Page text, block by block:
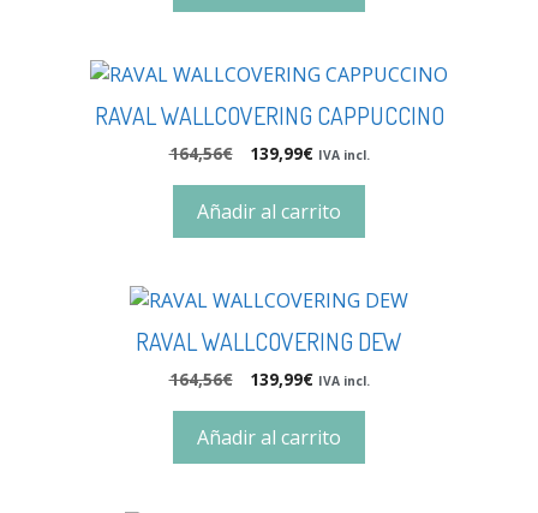
RAVAL WALLCOVERING CAPPUCCINO
164,56€ 139,99€ IVA incl.
Añadir al carrito
RAVAL WALLCOVERING DEW
164,56€ 139,99€ IVA incl.
Añadir al carrito